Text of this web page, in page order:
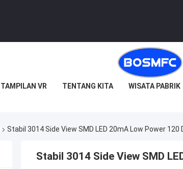
TAMPILAN VR TENTANG KITA WISATA PABRIK
Stabil 3014 Side View SMD LED 20mA Low Power
Stabil 3014 Side View SMD